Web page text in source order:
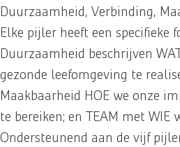
Duurzaamheid, Verbinding,
Elke pijler heeft een specifieke
Duurzaamheid beschrijven
gezonde leefomgeving te
Maakbaarheid HOE we onze
te bereiken; en TEAM met WIE
Ondersteunend aan de vijf